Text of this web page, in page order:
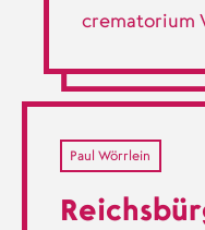
crematorium
Paul Wörrlein